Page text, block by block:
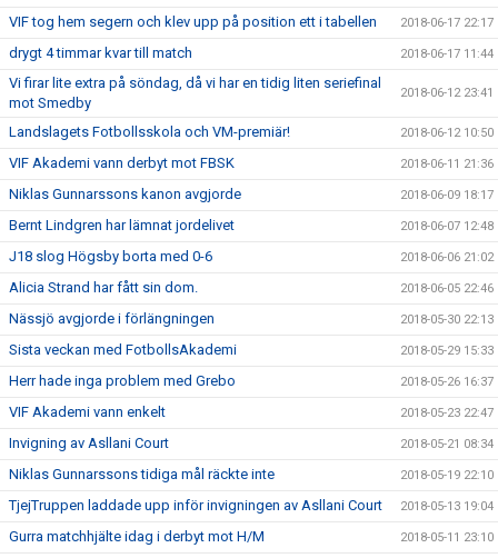
VIF tog hem segern och klev upp på position ett i tabellen 2018-06-17 22:17
drygt 4 timmar kvar till match 2018-06-17 11:44
Vi firar lite extra på söndag, då vi har en tidig liten seriefinal
mot Smedby
2018-06-12 23:41
Landslagets Fotbollsskola och VM-premiär! 2018-06-12 10:50
VIF Akademi vann derbyt mot FBSK 2018-06-11 21:36
Niklas Gunnarssons kanon avgjorde 2018-06-09 18:17
Bernt Lindgren har lämnat jordelivet 2018-06-07 12:48
J18 slog Högsby borta med 0-6 2018-06-06 21:02
Alicia Strand har fått sin dom. 2018-06-05 22:46
Nässjö avgjorde i förlängningen 2018-05-30 22:13
Sista veckan med FotbollsAkademi 2018-05-29 15:33
Herr hade inga problem med Grebo 2018-05-26 16:37
VIF Akademi vann enkelt 2018-05-23 22:47
Invigning av Asllani Court 2018-05-21 08:34
Niklas Gunnarssons tidiga mål räckte inte 2018-05-19 22:10
TjejTruppen laddade upp inför invigningen av Asllani Court 2018-05-13 19:04
Gurra matchhjälte idag i derbyt mot H/M 2018-05-11 23:10